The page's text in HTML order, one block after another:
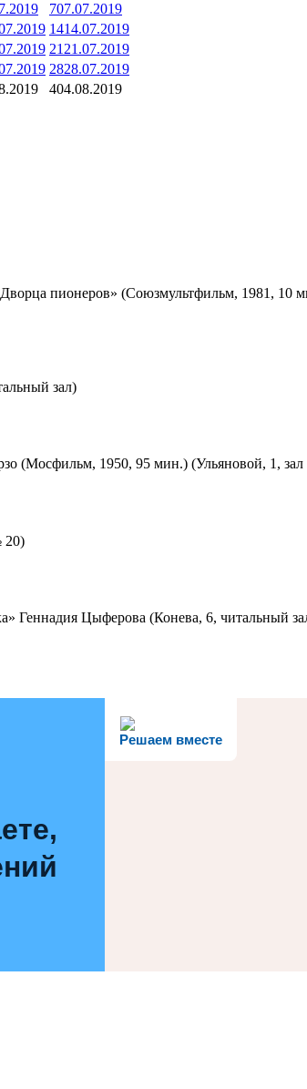
707.07.2019
1414.07.2019
21 21.07.2019
2828.07.2019
404.08.2019
пионеров» (Союзмультфильм, 1981, 10
зал)
(Мосфильм, 1950, 95 мин.) (Ульяновой, 1,
20)
Геннадия Цыферова (Конева, 6, читальный
Решаем вместе